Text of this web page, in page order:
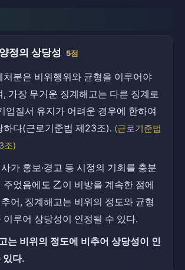
정의 상당성 5점
처분은 비위행위와 균형을 이루어야
, 가장 무거운 징계해고는 다른 징계로
업질서 유지가 어려운 경우에 한하여
하다(근로기준법 제23조). (근로기준법
조)
가 홍보·경고 등 시정의 기회를 충분
주었음에도 乙이 비방을 계속한 점에
어, 징계해고는 비위의 정도와 균형
이루어 상당성이 인정될 수 있다.
는 비위의 정도에 비추어 상당성이 인
있다.